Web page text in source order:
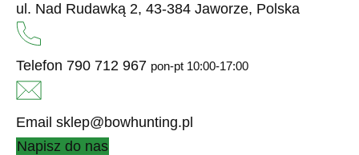
ul. Nad Rudawką 2, 43-384 Jaworze, Polska
Telefon 790 712 967 pon-pt 10:00-17:00
Email sklep@bowhunting.pl
Napisz do nas